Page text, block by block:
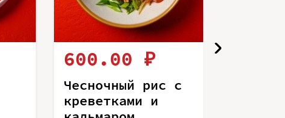
600.00 ₽
Чесночный рис с
креветками и